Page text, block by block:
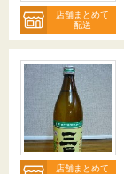
店舗まとめて
配送
店舗まとめて